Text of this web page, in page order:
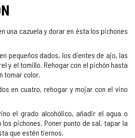
una cazuela y dorar en ésta los pichones
pequeños dados, los dientes de ajo, las
y el tomillo. Rehogar con el pichón hasta
tomar color.
en cuatro, rehogar y mojar con el vino
el grado alcohólico, añadir el agua o
pichones. Poner punto de sal, tapar la
que estén tiernos.